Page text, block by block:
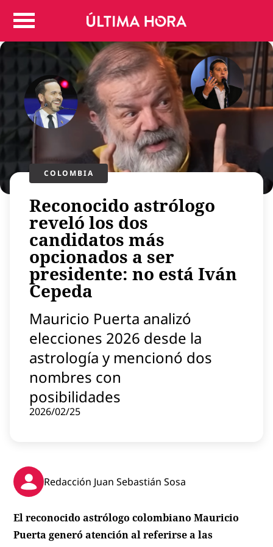
Colombia
Judicial
Politica
Regiones
Deportes
Positivas
Entretenimiento
Mundo
Virales
Tecnología
Economía
Estilo de vida
Contenido patrocinado
Instagram
COLOMBIA
Reconocido astrólogo
reveló los dos
candidatos más
opcionados a ser
presidente: no está Iván
Cepeda
Mauricio Puerta analizó
elecciones 2026 desde la
astrología y mencionó dos
nombres con
posibilidades
2026/02/25
Redacción Juan Sebastián Sosa
El reconocido astrólogo colombiano Mauricio
Puerta generó atención al referirse a las